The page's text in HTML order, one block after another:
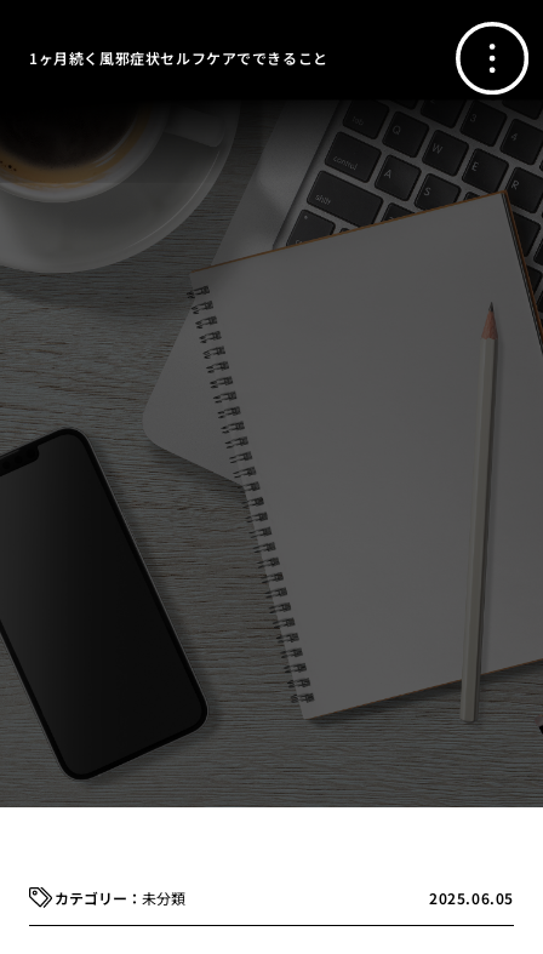
1ヶ月続く風邪症状セルフケアでできること
2025.06.05
未分類